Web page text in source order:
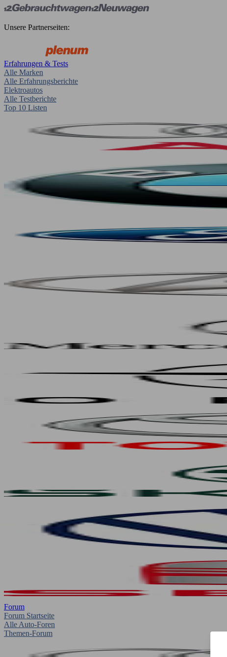
Unsere Partnerseiten:
Erfahrungen & Tests
Alle Marken
Alle Erfahrungsberichte
Elektroautos
Alle Testberichte
Top 10 Listen
Forum
Forum Startseite
Alle Auto-Foren
Themen-Forum